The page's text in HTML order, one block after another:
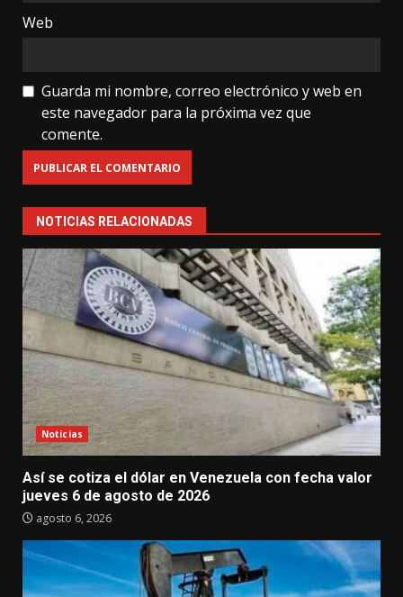
Web
Guarda mi nombre, correo electrónico y web en
este navegador para la próxima vez que
comente.
NOTICIAS RELACIONADAS
Noticias
Así se cotiza el dólar en Venezuela con fecha valor
jueves 6 de agosto de 2026
agosto 6, 2026